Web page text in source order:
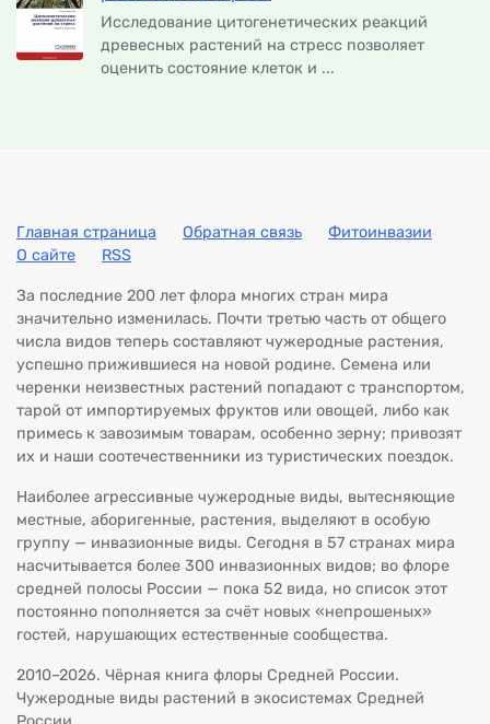
Исследование цитогенетических реакций
древесных растений на стресс позволяет
оценить состояние клеток и ...
Главная страница Обратная связь
Фитоинвазии
О сайте
RSS
За последние 200 лет флора многих стран мира
значительно изменилась. Почти третью часть от общего
числа видов теперь составляют чужеродные растения,
успешно прижившиеся на новой родине. Семена или
черенки неизвестных растений попадают с транспортом,
тарой от импортируемых фруктов или овощей, либо как
примесь к завозимым товарам, особенно зерну; привозят
их и наши соотечественники из туристических поездок.
Наиболее агрессивные чужеродные виды, вытесняющие
местные, аборигенные, растения, выделяют в особую
группу — инвазионные виды. Сегодня в 57 странах мира
насчитывается более 300 инвазионных видов; во флоре
средней полосы России — пока 52 вида, но список этот
постоянно пополняется за счёт новых «непрошеных»
гостей, нарушающих естественные сообщества.
2010–2026. Чёрная книга флоры Средней России.
Чужеродные виды растений в экосистемах Средней